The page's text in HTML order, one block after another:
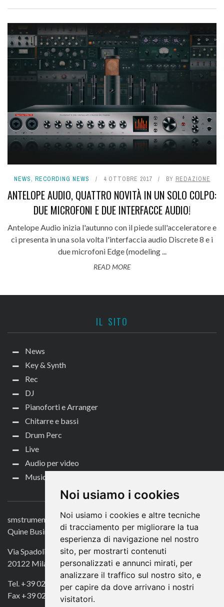
Noi usiamo i cookies
Noi usiamo i cookies e altre tecniche
di tracciamento per migliorare la tua
esperienza di navigazione nel nostro
sito, per mostrarti contenuti
personalizzati e annunci mirati, per
analizzare il traffico sul nostro sito, e
per capire da dove arrivano i nostri
visitatori.
NEWS, RECORDING NEWS 4 OTTOBRE 2017 BY REDAZIONE
ANTELOPE AUDIO, QUATTRO NOVITÀ IN UN SOLO COLPO:
DUE MICROFONI E DUE INTERFACCE AUDIO!
Antelope Audio inizia l'autunno con il piede sull'acceleratore e
ci presenta in una sola volta l'interfaccia audio Discrete 8 e i
due microfoni Edge (modeling ...
READ MORE
IL SITO
News
Key & Synth
Rec
DJ
Pianoforti e Arranger
Chitarre e bassi
Drum Perc
Live
Audio per video
Music Life
CONTATTACI
smstrumentimusicali.it
Quine Business Publisher
Via Spadolini 7
20122 Milano
Tel. +39 02 49756990
Fax +39 02 72016740